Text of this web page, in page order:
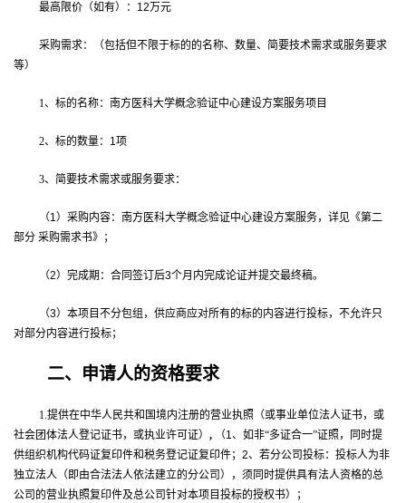
最高限价（如有）： 12万元
采购需求：（包括但不限于标的的名称、数量、简要技术需求或服务要求
等）
1、标的名称：南方医科大学概念验证中心建设方案服务项目
2、标的数量： 1项
3、简要技术需求或服务要求：
（1）采购内容：南方医科大学概念验证中心建设方案服务，详见《第二
部分 采购需求书》；
（2）完成期：合同签订后3个月内完成论证并提交最终稿。
（3）本项目不分包组，供应商应对所有的标的内容进行投标，不允许只
对部分内容进行投标；
二、申请人的资格要求
1.提供在中华人民共和国境内注册的营业执照 （或事业单位法人证书，或
社会团体法人登记证书，或执业许可证） , （1、如非“多证合一”证照，同时提
供组织机构代码证复印件和税务登记证复印件； 2、若分公司投标：投标人为非
独立法人（即由合法法人依法建立的分公司），须同时提供具有法人资格的总
公司的营业执照复印件及总公司针对本项目投标的授权书）；